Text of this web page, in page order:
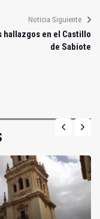
Noticia Siguiente
hallazgos en el Castillo
de Sabiote